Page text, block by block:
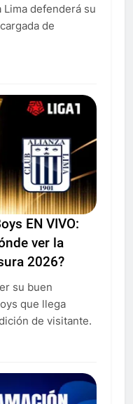
defenderá su
de
EN VIVO:
ver la
2026?
su buen
que llega
de visitante.